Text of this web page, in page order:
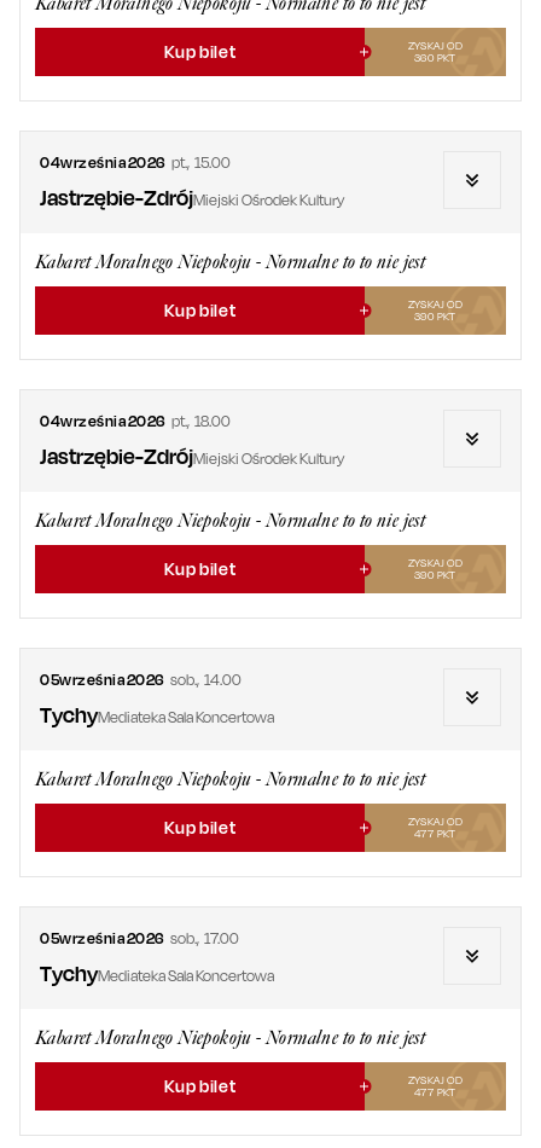
Kup bilet
ZYSKAJ OD
360 PKT
04września2026 pt., 15.00
Jastrzębie-ZdrójMiejski Ośrodek Kultury
Kabaret Moralnego Niepokoju - Normalne to to nie jest
Kup bilet
ZYSKAJ OD
390 PKT
04września2026 pt., 18.00
Jastrzębie-ZdrójMiejski Ośrodek Kultury
Kabaret Moralnego Niepokoju - Normalne to to nie jest
Kup bilet
ZYSKAJ OD
390 PKT
05września2026 sob., 14.00
TychyMediateka Sala Koncertowa
Kabaret Moralnego Niepokoju - Normalne to to nie jest
Kup bilet
ZYSKAJ OD
477 PKT
05września2026 sob., 17.00
TychyMediateka Sala Koncertowa
Kabaret Moralnego Niepokoju - Normalne to to nie jest
Kup bilet
ZYSKAJ OD
477 PKT